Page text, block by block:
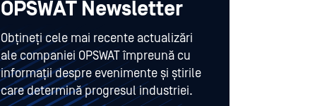
OPSWAT Newsletter
Obțineți cele mai recente actualizări
ale companiei OPSWAT împreună cu
informații despre evenimente și știrile
care determină progresul industriei.